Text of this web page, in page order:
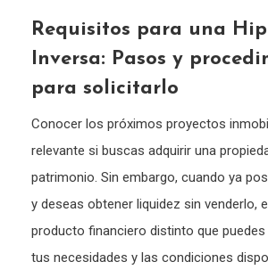
Requisitos para una
Inversa: Pasos y
para solicitarlo
Conocer los próximos proyectos
relevante si buscas adquirir una
patrimonio. Sin embargo, cuando ya
y deseas obtener liquidez sin venderlo,
producto financiero distinto que puedes
tus necesidades y las condiciones